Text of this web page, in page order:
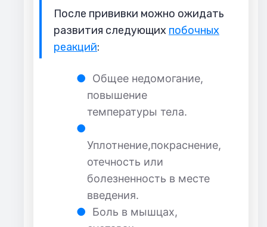
После прививки можно ожидать
развития следующих побочных
реакций:
Общее недомогание,
повышение
температуры тела.
Уплотнение,покраснение,
отечность или
болезненность в месте
введения.
Боль в мышцах,